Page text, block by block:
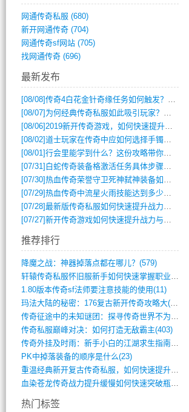
网通传奇私服 (680)
新开网通传奇(704)
网通传奇sf网站(705)
找网通传奇(696)
最新发布
[08/08]传奇4白花金针奇缘任务如何触发？完整攻略解析
[08/07] 为何经典传奇私服如此吸引玩家？深度攻略解析
[08/06]2019新开传奇游戏，如何快速提升角色等级？
[08/02]道士玩家在传奇中应如何选择手镯装备？
[08/01]行会里能学到什么？这份攻略带你全掌握
[07/31] 白蛇传奇装备格激活任务具体步骤是什么？如何完成？
[07/30]热血传奇荣誉守卫死神弑神装备如何获取与佩戴攻略？
[07/29]热血传奇中流星火雨技能达到多少级可以开始练装备？
[07/28]最新版传奇私服如何快速提升战力与获取稀有装备？
[07/27]新开传奇游戏如何快速提升战力与获取稀有装备？
推荐排行
降魔之战：神器掉落点都在哪儿？(579)
轩辕传奇私服怀旧服新手如何快速掌握职业选(993)
1.80版本传奇sf法师要注意技能的使用(11)
玛法大陆的秘密：176复古新开传奇攻略大(486)
传奇征途中的未知谜团：探寻传奇世界不为人(595)
传奇私服巅峰对决：如何打造无敌霸主(403)
传奇外挂及时雨：新手小白的江湖求生指南(802)
PK中掉落装备的顺序是什么(23)
重温经典新开复古传奇私服，如何快速提升等(392)
血染苍龙传奇战力提升缓慢如何快速突破瓶颈(654)
热门标签